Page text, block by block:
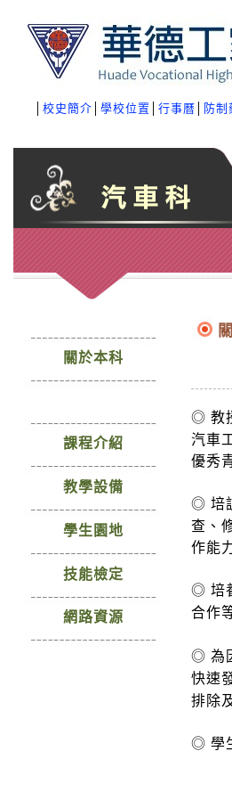
校史簡介 學校位置 行事曆 防制
關於本科
課程介紹
教學設備
學生園地
技能檢定
網路資源
◎ 教
汽車
優秀
◎ 培
查、
作能
◎ 培
合作
◎ 為
快速
排除
◎ 學